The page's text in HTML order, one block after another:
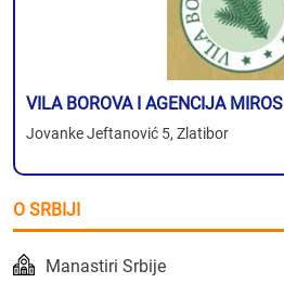
VILA BOROVA I AGENCIJA MIROS
Jovanke Jeftanović 5, Zlatibor
O SRBIJI
Manastiri Srbije